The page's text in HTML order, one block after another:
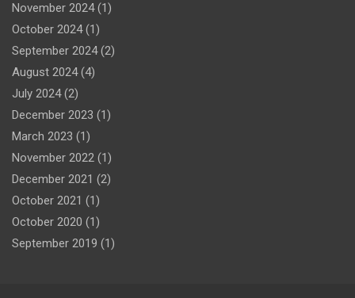
November 2024(1)
October 2024(1)
September 2024(2)
August 2024(4)
July 2024(2)
December 2023 (1)
March 2023 (1)
November 2022 (1)
December 2021 (2)
October 2021 (1)
October 2020 (1)
September 2019 (1)